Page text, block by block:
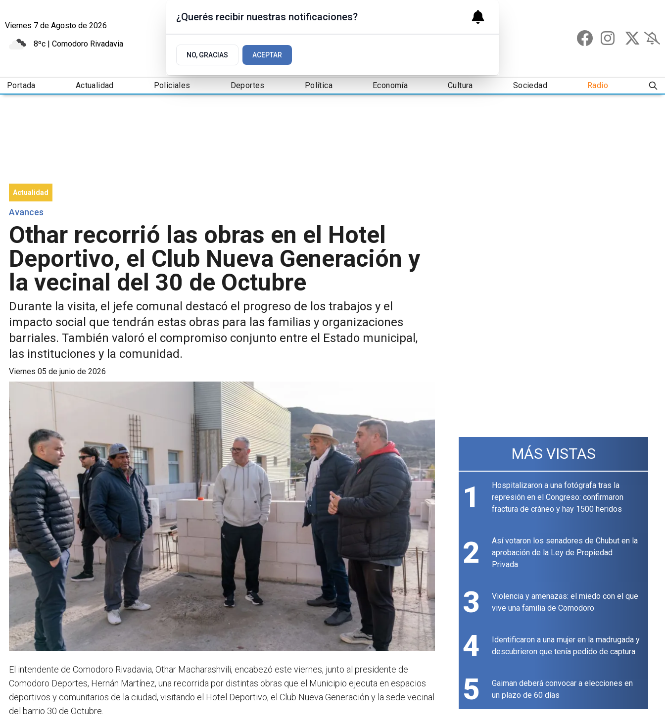
Viernes 7 de Agosto de 2026
8ºc | Comodoro Rivadavia
Portada Actualidad Policiales Deportes Política Economía Cultura Sociedad Radio
Actualidad
Avances
Othar recorrió las obras en el Hotel
Deportivo, el Club Nueva Generación y
la vecinal del 30 de Octubre
Durante la visita, el jefe comunal destacó el progreso de los trabajos y el
impacto social que tendrán estas obras para las familias y organizaciones
barriales. También valoró el compromiso conjunto entre el Estado municipal,
las instituciones y la comunidad.
viernes 05 de junio de 2026
El intendente de Comodoro Rivadavia, Othar Macharashvili, encabezó este viernes, junto al presidente de
Comodoro Deportes, Hernán Martínez, una recorrida por distintas obras que el Municipio ejecuta en espacios
deportivos y comunitarios de la ciudad, visitando el Hotel Deportivo, el Club Nueva Generación y la sede vecinal
del barrio 30 de Octubre.
MÁS VISTAS
1
Hospitalizaron a una fotógrafa tras la
represión en el Congreso: confirmaron
fractura de cráneo y hay 1500 heridos
2
Así votaron los senadores de Chubut en la
aprobación de la Ley de Propiedad
Privada
3
Violencia y amenazas: el miedo con el que
vive una familia de Comodoro
4
Identificaron a una mujer en la madrugada y
descubrieron que tenía pedido de captura
5
Gaiman deberá convocar a elecciones en
un plazo de 60 días
¿Querés recibir nuestras notificaciones?
NO, GRACIAS ACEPTAR